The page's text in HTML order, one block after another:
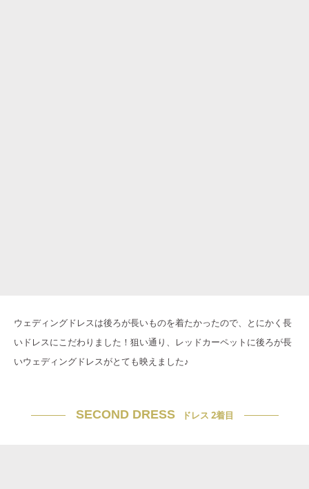
ウェディングドレスは後ろが長いものを着たかったので、とにかく長
いドレスにこだわりました！狙い通り、レッドカーペットに後ろが長
いウェディングドレスがとても映えました♪
SECOND DRESS ドレス 2着目